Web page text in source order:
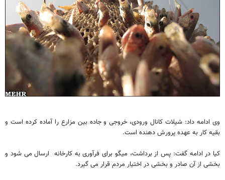
وی ادامه داد: شیلات کانال ورودی، خروجی و جاده بین مزارع را آماده کرده است و
بقیه کار به عهده پرورش دهنده است.
کیا در ادامه گفت: پس از برداشت، میگو برای فرآوری به کارخانه ارسال می شود و
بخشی از آن صادر و بخشی در اختیار مردم قرار می گیرد.